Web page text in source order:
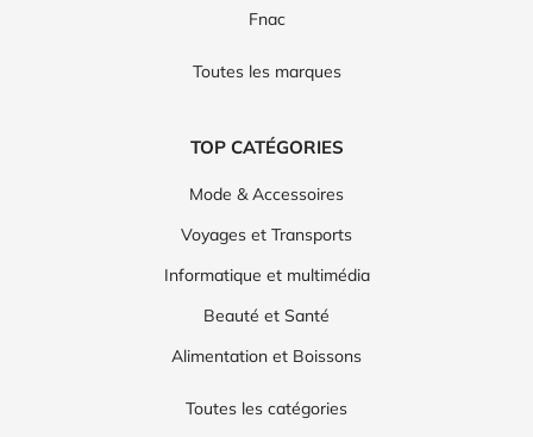
Fnac
Toutes les marques
TOP CATÉGORIES
Mode & Accessoires
Voyages et Transports
Informatique et multimédia
Beauté et Santé
Alimentation et Boissons
Toutes les catégories